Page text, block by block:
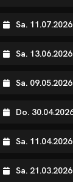
Sa.
Sa.
Sa.
Do.
Sa.
Sa.